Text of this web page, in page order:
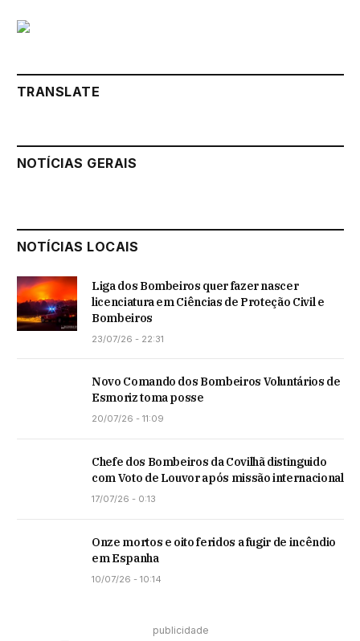
TRANSLATE
NOTÍCIAS GERAIS
NOTÍCIAS LOCAIS
Liga dos Bombeiros quer fazer nascer
licenciatura em Ciências de Proteção Civil e
Bombeiros
23/07/26 - 22:31
Novo Comando dos Bombeiros Voluntários de
Esmoriz toma posse
20/07/26 - 11:09
Chefe dos Bombeiros da Covilhã distinguido
com Voto de Louvor após missão internacional
17/07/26 - 0:13
Onze mortos e oito feridos a fugir de incêndio
em Espanha
10/07/26 - 10:14
publicidade